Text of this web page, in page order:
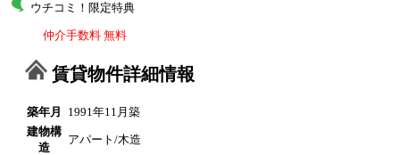
ウチコミ！限定特典
仲介手数料 無料
賃貸物件詳細情報
築年月
1991年11月築
建物構
造
アパート/木造